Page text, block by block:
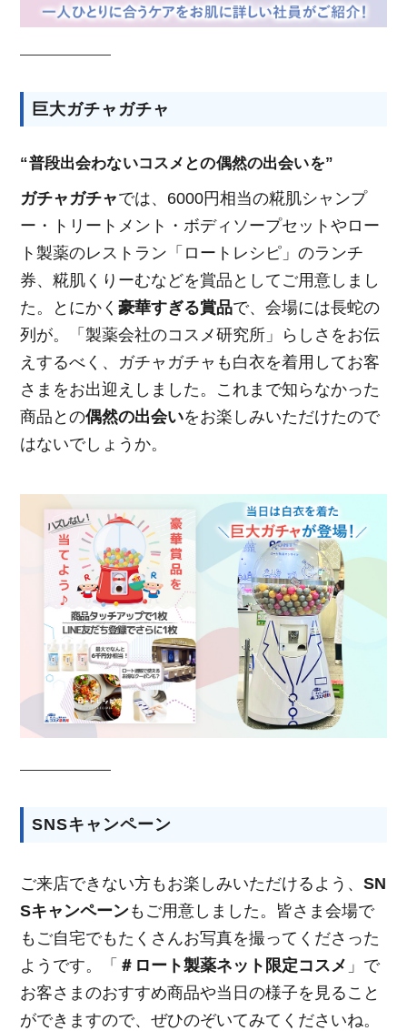
巨大ガチャガチャ
“普段出会わないコスメとの偶然の出会いを”
ガチャガチャでは、6000円相当の糀肌シャンプ
ー・トリートメント・ボディソープセットやロー
ト製薬のレストラン「ロートレシピ」のランチ
券、糀肌くりーむなどを賞品としてご用意しまし
た。とにかく豪華すぎる賞品で、会場には長蛇の
列が。「製薬会社のコスメ研究所」らしさをお伝
えするべく、ガチャガチャも白衣を着用してお客
さまをお出迎えしました。これまで知らなかった
商品との偶然の出会いをお楽しみいただけたので
はないでしょうか。
SNSキャンペーン
ご来店できない方もお楽しみいただけるよう、SN
Sキャンペーンもご用意しました。皆さま会場で
もご自宅でもたくさんお写真を撮ってくださった
ようです。「 ＃ロート製薬ネット限定コスメ 」で
お客さまのおすすめ商品や当日の様子を見ること
ができますので、ぜひのぞいてみてくださいね。